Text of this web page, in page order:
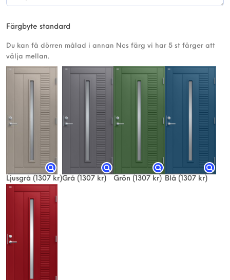
Färgbyte standard
Du kan få dörren målad i annan Ncs färg vi har 5 st färger att
välja mellan.
Ljusgrå (1307 kr)Grå (1307 kr) Grön (1307 kr) Blå (1307 kr)